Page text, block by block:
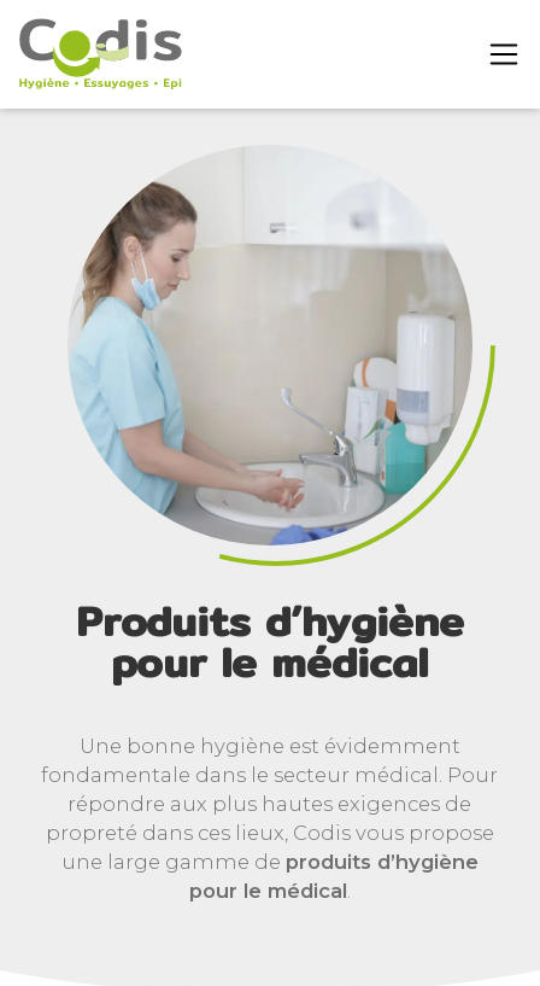
Produits d’hygiène
pour le médical
Une bonne hygiène est évidemment
fondamentale dans le secteur médical. Pour
répondre aux plus hautes exigences de
propreté dans ces lieux, Codis vous propose
une large gamme de produits d’hygiène
pour le médical